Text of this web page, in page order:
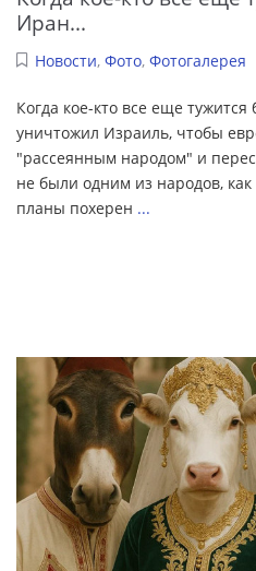
Иран...
Новости, Фото, Фотогалерея
Когда кое-кто все еще
уничтожил Израиль, чтобы
"рассеянным народом" и
не были одним из народов,
планы похерен ...